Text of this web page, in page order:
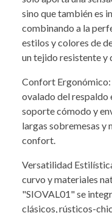
sino que también es
combinando a la
estilos y colores de
un tejido resistente y
Confort Ergonómico:
ovalado del respaldo
soporte cómodo y
largas sobremesas y
confort.
Versatilidad
curvo y materiales
"SIOVAL01" se
clásicos, rústicos-